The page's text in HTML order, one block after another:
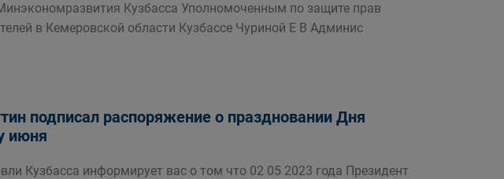
Кузбасса Уполномоченным по защите прав
в Кемеровской области Кузбассе Чуриной Е В Админис
подписал распоряжение о праздновании Дня
июня
Кузбасса информирует вас о том что 02 05 2023 года Президент